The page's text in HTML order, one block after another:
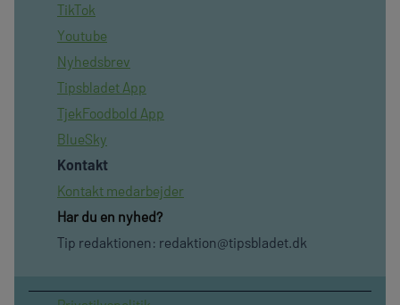
TikTok
Youtube
Nyhedsbrev
Tipsbladet App
TjekFoodbold App
BlueSky
Kontakt
Kontakt medarbejder
Har du en nyhed?
Tip redaktionen: redaktion@tipsbladet.dk